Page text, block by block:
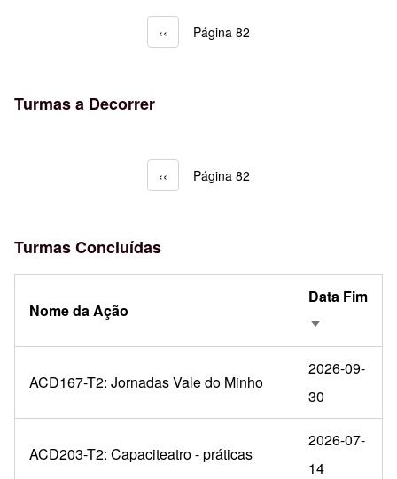
Paginação
Página anterior
‹‹ Página 82
Turmas a Decorrer
Paginação
Página anterior
‹‹ Página 82
Turmas Concluídas
Nome da Ação
Data Fim
Ordenação
ACD167-T2: Jornadas Vale do Minho
2026-09-
30
ACD203-T2: Capaciteatro - práticas
2026-07-
14